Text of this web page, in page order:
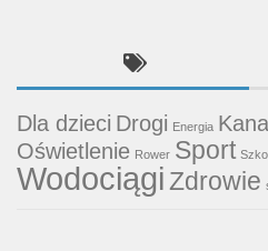
Dla dzieci Drogi Energia
Oświetlenie Rower Sport
WodociągiZdrowie